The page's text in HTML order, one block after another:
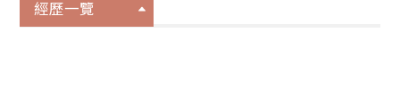
經歷一覽